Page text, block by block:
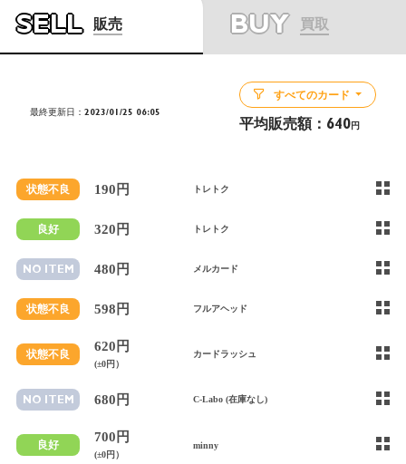
SELL 販売 BUY 買取
最終更新日：2023/01/25 06:05
すべてのカード
平均販売額： 640円
状態不良 190円 トレトク
良好 320円 トレトク
NO ITEM 480円 メルカード
状態不良 598円 フルアヘッド
状態不良
620円
(±0円）
カードラッシュ
NO ITEM 680円 C-Labo (在庫なし)
良好
700円
(±0円）
minny